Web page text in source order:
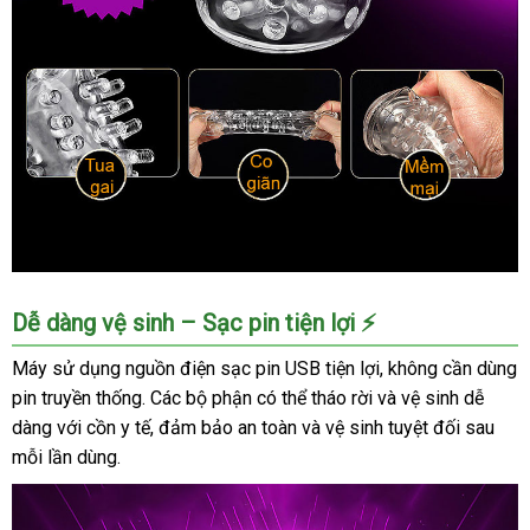
Máy
thủ
dâm
EASYLOVE
tự
động
cao
cấp
Dễ dàng vệ sinh – Sạc pin tiện lợi ⚡
Máy sử dụng nguồn điện sạc pin USB tiện lợi, không cần dùng
pin truyền thống. Các bộ phận có thể tháo rời và vệ sinh dễ
dàng với cồn y tế, đảm bảo an toàn và vệ sinh tuyệt đối sau
mỗi lần dùng.